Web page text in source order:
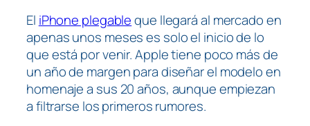
El iPhone plegableque llegará al mercado en
apenas unos meses es solo el inicio de lo
que está por venir. Apple tiene poco más de
un año de margen para diseñar el modelo en
homenaje a sus 20 años, aunque empiezan
a filtrarse los primeros rumores.